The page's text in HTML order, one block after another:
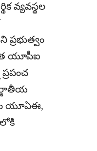
వ్యవస్థల
యూపీఐ
యూఏఈ,